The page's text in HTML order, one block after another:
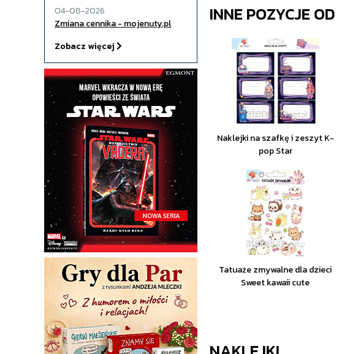
04-08-2026
Zmiana cennika - mojenuty.pl
Zobacz więcej
INNE POZYCJE OD
Naklejki na szafkę i zeszyt K-
pop Star
Tatuaże zmywalne dla dzieci
Sweet kawaii cute